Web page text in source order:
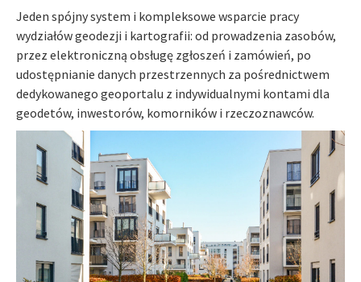
Jeden spójny system i kompleksowe wsparcie pracy
wydziałów geodezji i kartografii: od prowadzenia zasobów,
przez elektroniczną obsługę zgłoszeń i zamówień, po
udostępnianie danych przestrzennych za pośrednictwem
dedykowanego geoportalu z indywidualnymi kontami dla
geodetów, inwestorów, komorników i rzeczoznawców.